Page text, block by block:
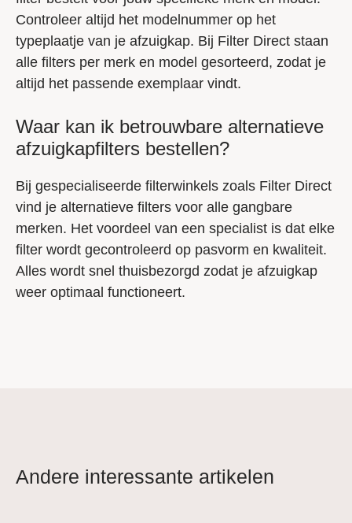
Controleer altijd het modelnummer op het
typeplaatje van je afzuigkap. Bij Filter Direct staan
alle filters per merk en model gesorteerd, zodat je
altijd het passende exemplaar vindt.
Waar kan ik betrouwbare alternatieve
afzuigkapfilters bestellen?
Bij gespecialiseerde filterwinkels zoals Filter Direct
vind je alternatieve filters voor alle gangbare
merken. Het voordeel van een specialist is dat elke
filter wordt gecontroleerd op pasvorm en kwaliteit.
Alles wordt snel thuisbezorgd zodat je afzuigkap
weer optimaal functioneert.
Andere interessante artikelen